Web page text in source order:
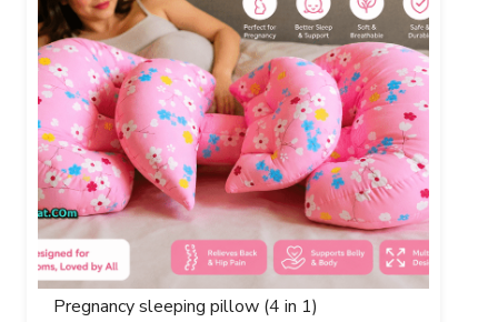
Pregnancy sleeping pillow (4 in 1)